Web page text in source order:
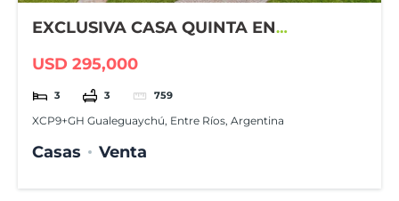
EXCLUSIVA CASA QUINTA EN
USD 295,000
3 3 759
XCP9+GH Gualeguaychú, Entre Ríos, Argentina
Casas Venta